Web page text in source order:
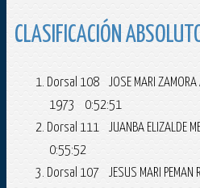
CLASIFICACIÓN
Dorsal 108 JOSE MARI ZAMORA
1973 0:52:51
Dorsal 111 JUANBA ELIZALDE
0:55:52
Dorsal 107 JESUS MARI PEMAN